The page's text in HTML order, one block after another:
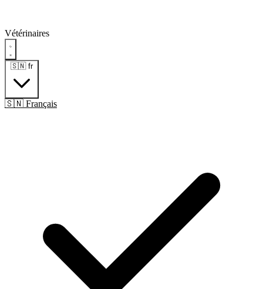
Vétérinaires
🇸🇳 fr
🇸🇳 Français